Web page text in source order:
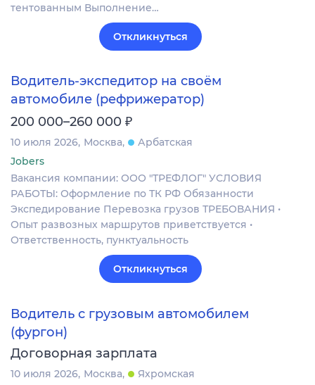
тентованным Выполнение…
Откликнуться
Водитель-экспедитор на своём
автомобиле (рефрижератор)
200 000–260 000 ₽
10 июля 2026 Москва
Арбатская
Jobers
Вакансия компании: ООО "ТРЕФЛОГ" УСЛОВИЯ
РАБОТЫ: Оформление по ТК РФ Обязанности
Экспедирование Перевозка грузов ТРЕБОВАНИЯ •
Опыт развозных маршрутов приветствуется •
Ответственность, пунктуальность
Откликнуться
Водитель с грузовым автомобилем
(фургон)
Договорная зарплата
10 июля 2026 Москва
Яхромская